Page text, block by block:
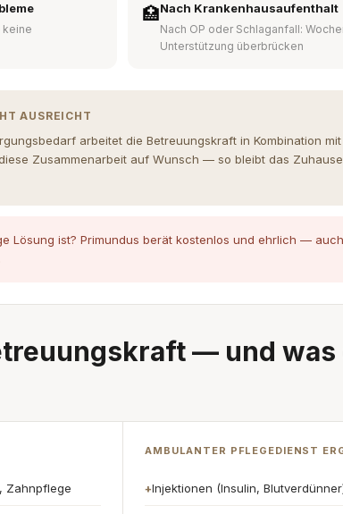
keine
🏥Nach Krankenhausaufenthalt
Nach OP oder Schlaganfall:
Unterstützung überbrücken
AUSREICHT
arbeitet die Betreuungskraft in Kombination
Zusammenarbeit auf Wunsch — so bleibt das
Lösung ist? Primundus berät kostenlos und ehrlich —
— und
Zahnpflege
AMBULANTER PFLEGEDIENST
+Injektionen (Insulin,